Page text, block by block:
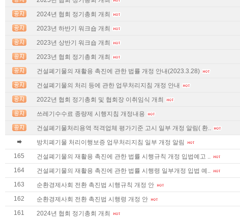
2024년 협회 정기총회 개최
2023년 하반기 워크숍 개최
2023년 상반기 워크숍 개최
2023년 협회 정기총회 개최
건설폐기물의 재활용 촉진에 관한 법률 개정 안내(2023.3.28)
건설폐기물의 처리 등에 관한 업무처리지침 개정 안내
2022년 협회 정기총회 및 협회장 이취임식 개최
쓰레기수수료 종량제 시행지침 개정내용
건설폐기물처리용역 적격업체 평가기준 고시 일부 개정 알림( 환..
방치폐기물 처리이행보증 업무처리지침 일부 개정 알림
165
건설폐기물의 재활용 촉진에 관한 법률 시행규칙 개정 입법예고 ..
164
건설폐기물의 재활용 촉진에 관한 법률 시행령 일부개정 입법 예..
163
순환경제사회 전환 촉진법 시행규칙 개정 안
162
순환경제사회 전환 촉진법 시행령 개정 안
161
2024년 협회 정기총회 개최